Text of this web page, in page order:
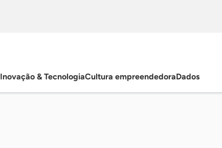
Inovação & TecnologiaCultura empreendedoraDados